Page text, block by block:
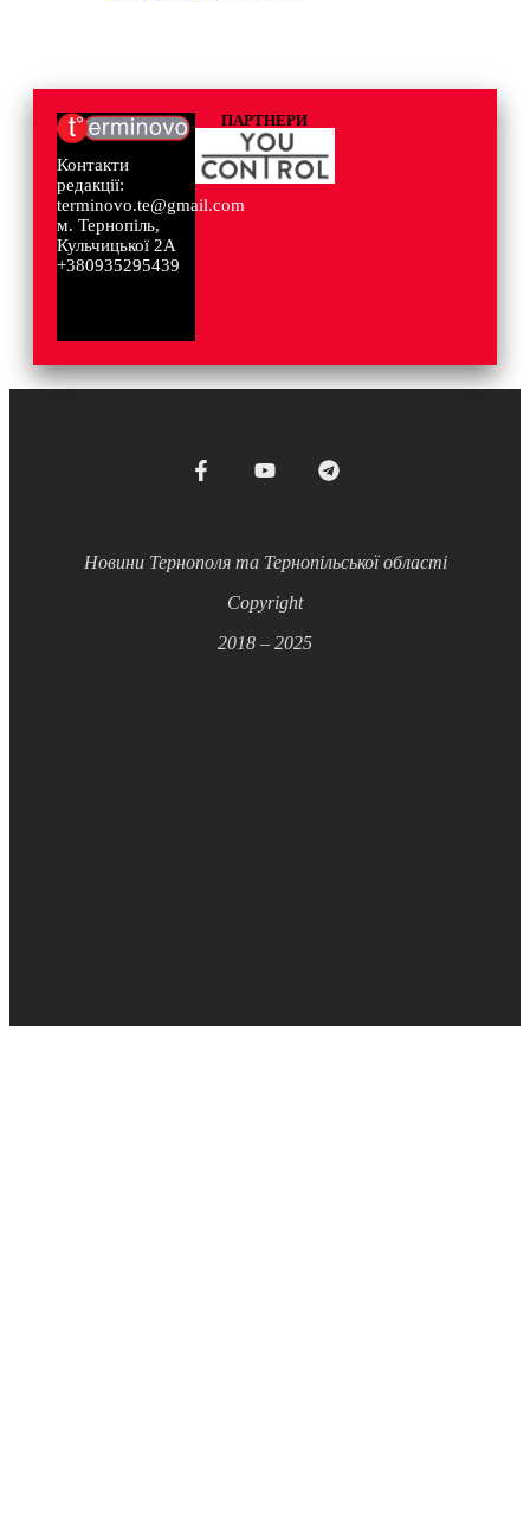
Контакти
редакції:
terminovo.te@gmail.com
м. Тернопіль,
Кульчицької 2А
+380935295439
ПАРТНЕРИ
Новини Тернополя та Тернопільської області
Copyright
2018 – 2025